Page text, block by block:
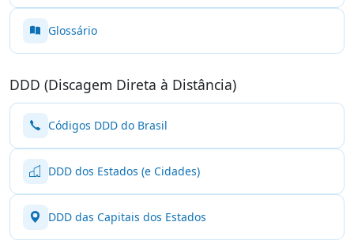
Glossário
DDD (Discagem Direta à Distância)
Códigos DDD do Brasil
DDD dos Estados (e Cidades)
DDD das Capitais dos Estados